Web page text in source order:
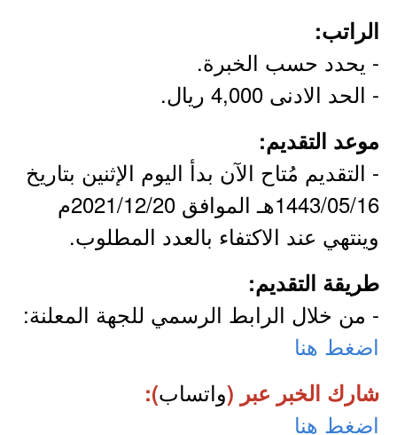
الراتب:
- يحدد حسب الخبرة.
- الحد الادنى 4,000 ريال.
موعد التقديم:
- التقديم مُتاح الآن بدأ اليوم الإثنين بتاريخ
1443/05/16هـ الموافق 2021/12/20م
وينتهي عند الاكتفاء بالعدد المطلوب.
طريقة التقديم:
- من خلال الرابط الرسمي للجهة المعلنة:
اضغط هنا
شارك الخبر عبر (واتساب):
اضغط هنا